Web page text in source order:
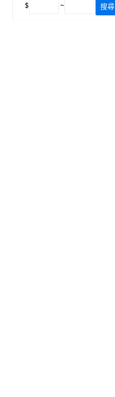
$ ~ 搜尋